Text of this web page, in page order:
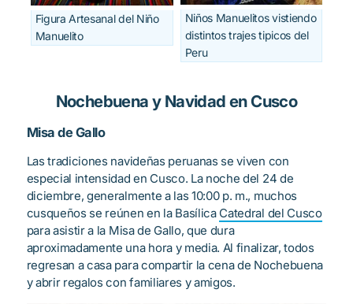
Figura Artesanal del Niño
Manuelito
Niños Manuelitos vistiendo
distintos trajes tipicos del
Peru
Nochebuena y Navidad en Cusco
Misa de Gallo
Las tradiciones navideñas peruanas se viven con
especial intensidad en Cusco. La noche del 24 de
diciembre, generalmente a las 10:00 p. m., muchos
cusqueños se reúnen en la Basílica Catedral del Cusco
para asistir a la Misa de Gallo, que dura
aproximadamente una hora y media. Al finalizar, todos
regresan a casa para compartir la cena de Nochebuena
y abrir regalos con familiares y amigos.